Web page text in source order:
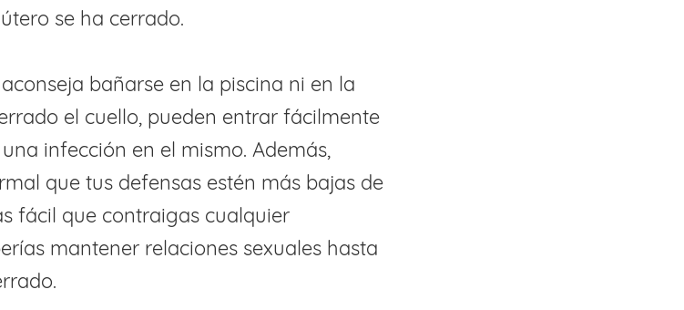
se ha cerrado.
bañarse en la piscina ni en la
el cuello, pueden entrar fácilmente
infección en el mismo. Además,
que tus defensas estén más bajas de
fácil que contraigas cualquier
mantener relaciones sexuales hasta